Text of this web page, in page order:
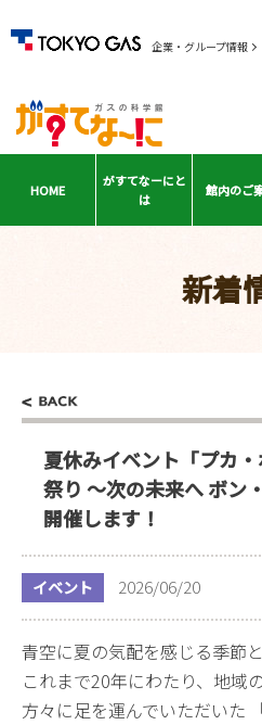
企業・グループ情報
HOME
がすてなーにと
は
館内のご
新着
夏休みイベント「プカ
祭り ～次の未来へ ボン
開催します！
イベント 2026/06/20
青空に夏の気配を感じる季節
これまで20年にわたり、地域
方々に足を運んでいただいた